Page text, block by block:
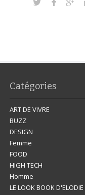
Catégories
ART DE VIVRE
BUZZ
DESIGN
Femme
FOOD
HIGH TECH
Homme
LE LOOK BOOK D'ELODIE